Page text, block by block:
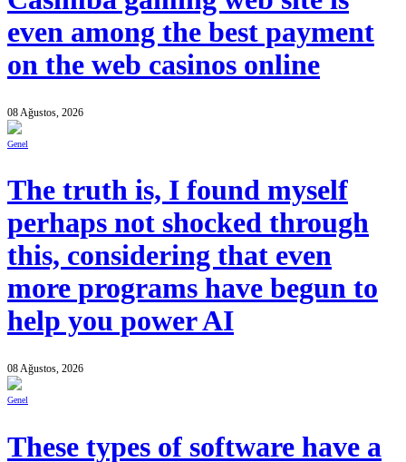
even among the best payment
on the web casinos online
08 Ağustos, 2026
Genel
The truth is, I found myself
perhaps not shocked through
this, considering that even
more programs have begun to
help you power AI
08 Ağustos, 2026
Genel
These types of software have a